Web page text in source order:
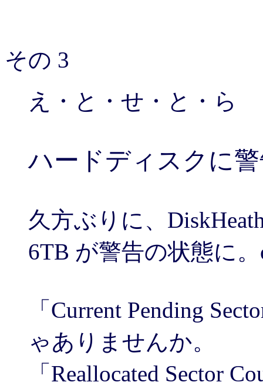
その 3
え・と・せ・と・ら
ハードディスクに
久方ぶりに、
6TB が警告の状態に
「Current Pending
ゃありませんか。
「Reallocated Sector